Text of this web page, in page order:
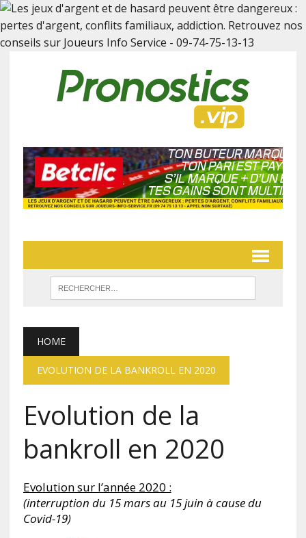
HOME
EVOLUTION DE LA BANKROLL EN 2020
Evolution de la
bankroll en 2020
Evolution sur l’année 2020 :
(interruption du 15 mars au 15 juin à cause du
Covid-19)